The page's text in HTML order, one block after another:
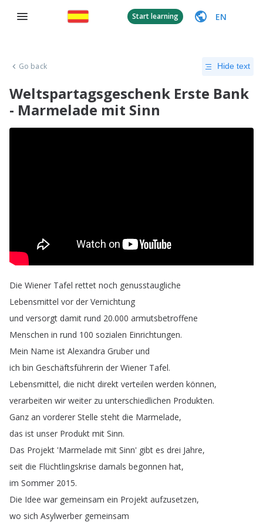
Start learning EN
Go back Hide text
Weltspartagsgeschenk Erste Bank
- Marmelade mit Sinn
Die Wiener Tafel rettet noch genusstaugliche
Lebensmittel vor der Vernichtung
und versorgt damit rund 20.000 armutsbetroffene
Menschen in rund 100 sozialen Einrichtungen.
Mein Name ist Alexandra Gruber und
ich bin Geschäftsführerin der Wiener Tafel.
Lebensmittel, die nicht direkt verteilen werden können,
verarbeiten wir weiter zu unterschiedlichen Produkten.
Ganz an vorderer Stelle steht die Marmelade,
das ist unser Produkt mit Sinn.
Das Projekt 'Marmelade mit Sinn' gibt es drei Jahre,
seit die Flüchtlingskrise damals begonnen hat,
im Sommer 2015.
Die Idee war gemeinsam ein Projekt aufzusetzen,
wo sich Asylwerber gemeinsam